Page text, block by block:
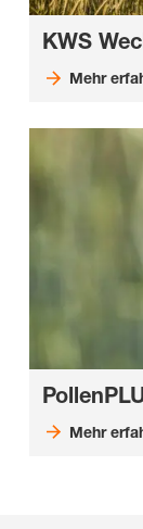
KWS
Mehr
Mehr